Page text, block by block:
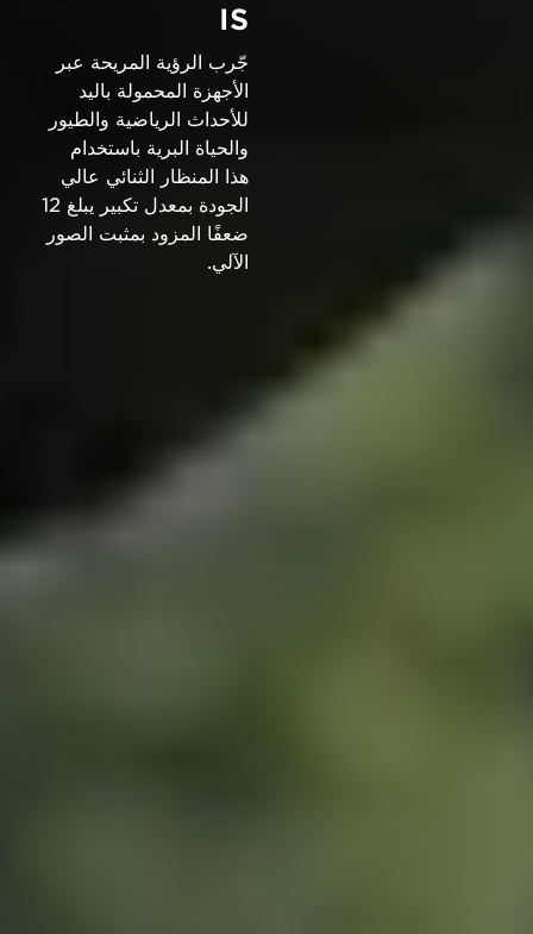
IS
جّرب الرؤية المريحة عبر
الأجهزة المحمولة باليد
للأحداث الرياضية والطيور
والحياة البرية باستخدام
هذا المنظار الثنائي عالي
الجودة بمعدل تكبير يبلغ 12
ضعفًا المزود بمثبت الصور
الآلي.